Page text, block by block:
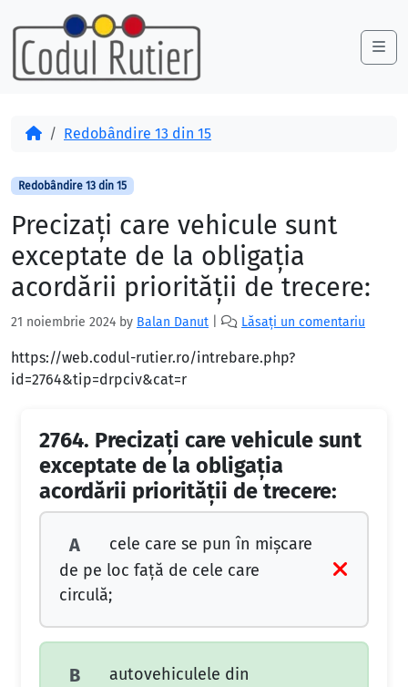
Skip to content
Skip to footer
AcasăRedobândire 13 din 15
Redobândire 13 din 15
Precizaţi care vehicule sunt
exceptate de la obligaţia
acordării priorităţii de trecere:
21 noiembrie 2024 by Balan Danut Lăsați un comentariu
https://web.codul-rutier.ro/intrebare.php?
id=2764&tip=drpciv&cat=r
2764. Precizaţi care vehicule sunt
exceptate de la obligaţia
acordării priorităţii de trecere:
A
cele care se pun în mişcare
de pe loc faţă de cele care
circulă;
B
autovehiculele din